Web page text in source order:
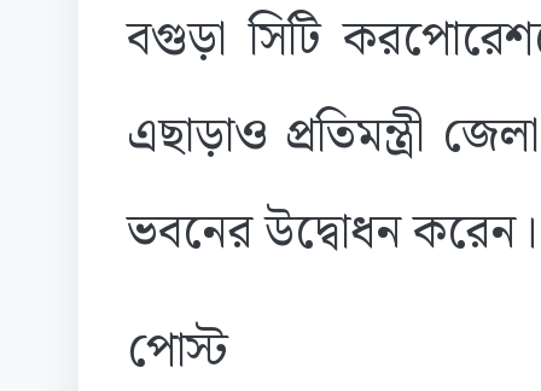
বগুড়া সিটি
এছাড়াও প্রতিমন্ত্রী
ভবনের উদ্বোধন করেন।